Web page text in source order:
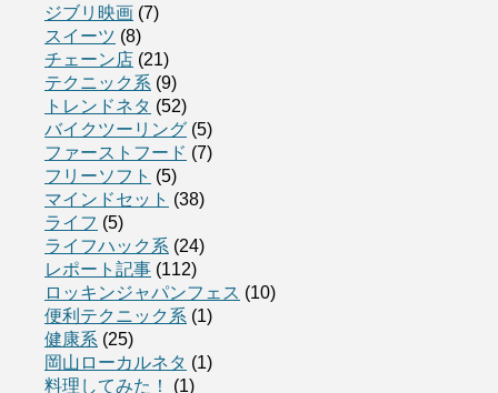
ジブリ映画 (7)
スイーツ (8)
チェーン店 (21)
テクニック系 (9)
トレンドネタ (52)
バイクツーリング (5)
ファーストフード (7)
フリーソフト (5)
マインドセット (38)
ライフ (5)
ライフハック系 (24)
レポート記事 (112)
ロッキンジャパンフェス (10)
便利テクニック系 (1)
健康系 (25)
岡山ローカルネタ (1)
料理してみた！
(1)